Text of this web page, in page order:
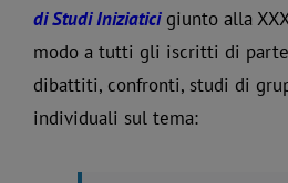
di Studi Iniziatici giunto alla
modo a tutti gli iscritti di
dibattiti, confronti, studi di
individuali sul tema: